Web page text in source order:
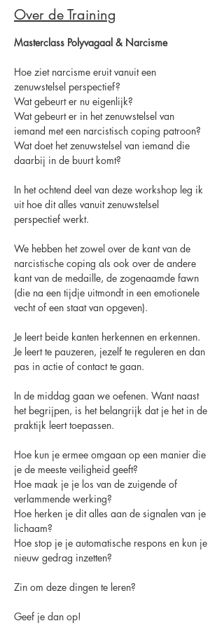
Over de Training
Masterclass Polyvagaal & Narcisme
Hoe ziet narcisme eruit vanuit een
zenuwstelsel perspectief?
Wat gebeurt er nu eigenlijk?
Wat gebeurt er in het zenuwstelsel van
iemand met een narcistisch coping patroon?
Wat doet het zenuwstelsel van iemand die
daarbij in de buurt komt?
In het ochtend deel van deze workshop leg ik
uit hoe dit alles vanuit zenuwstelsel
perspectief werkt.
We hebben het zowel over de kant van de
narcistische coping als ook over de andere
kant van de medaille, de zogenaamde fawn
(die na een tijdje uitmondt in een emotionele
vecht of een staat van opgeven).
Je leert beide kanten herkennen en erkennen.
Je leert te pauzeren, jezelf te reguleren en dan
pas in actie of contact te gaan.
In de middag gaan we oefenen. Want naast
het begrijpen, is het belangrijk dat je het in de
praktijk leert toepassen.
Hoe kun je ermee omgaan op een manier die
je de meeste veiligheid geeft?
Hoe maak je je los van de zuigende of
verlammende werking?
Hoe herken je dit alles aan de signalen van je
lichaam?
Hoe stop je je automatische respons en kun je
nieuw gedrag inzetten?
Zin om deze dingen te leren?
Geef je dan op!